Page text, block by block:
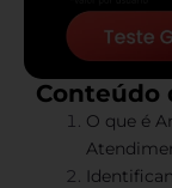
Conteúdo
O que é